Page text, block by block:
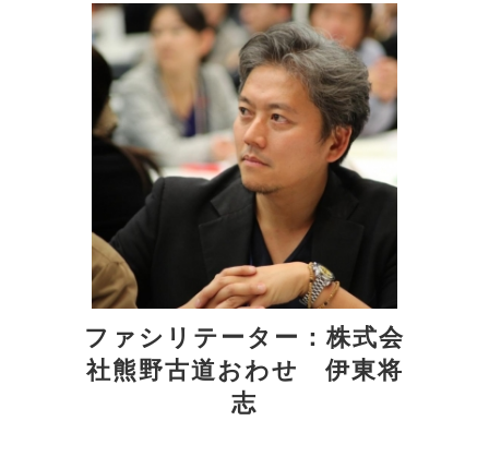
ファシリテーター：株式会
社熊野古道おわせ 伊東将
志